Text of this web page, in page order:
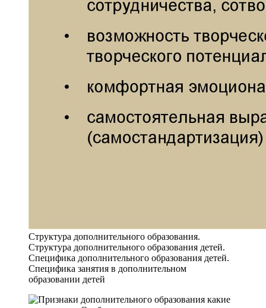
Структура дополнительного образования.
Структура дополнительного образования детей.
Специфика дополнительного образования детей.
Специфика занятия в дополнительном
образовании детей